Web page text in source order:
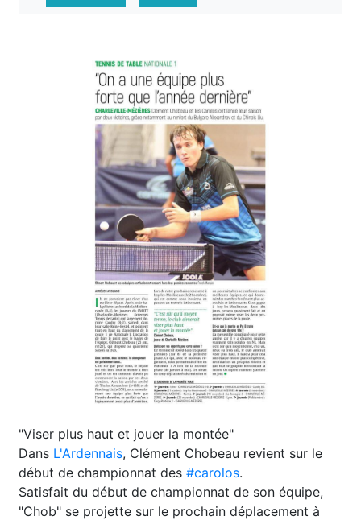
"Viser plus haut et jouer la montée"
Dans L'Ardennais, Clément Chobeau revient sur le
début de championnat des #carolos.
Satisfait du début de championnat de son équipe,
"Chob" se projette sur le prochain déplacement à